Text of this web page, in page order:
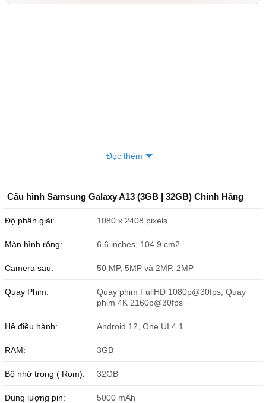
Đọc thêm
Cấu hình Samsung Galaxy A13 (3GB | 32GB) Chính Hãng
Độ phân giải: 1080 x 2408 pixels
Màn hình rộng: 6.6 inches, 104.9 cm2
Camera sau: 50 MP, 5MP và 2MP, 2MP
Quay Phim:
Quay phim FullHD 1080p@30fps, Quay
phim 4K 2160p@30fps
Hệ điều hành: Android 12, One UI 4.1
RAM: 3GB
Bộ nhớ trong ( Rom): 32GB
Dung lượng pin: 5000 mAh